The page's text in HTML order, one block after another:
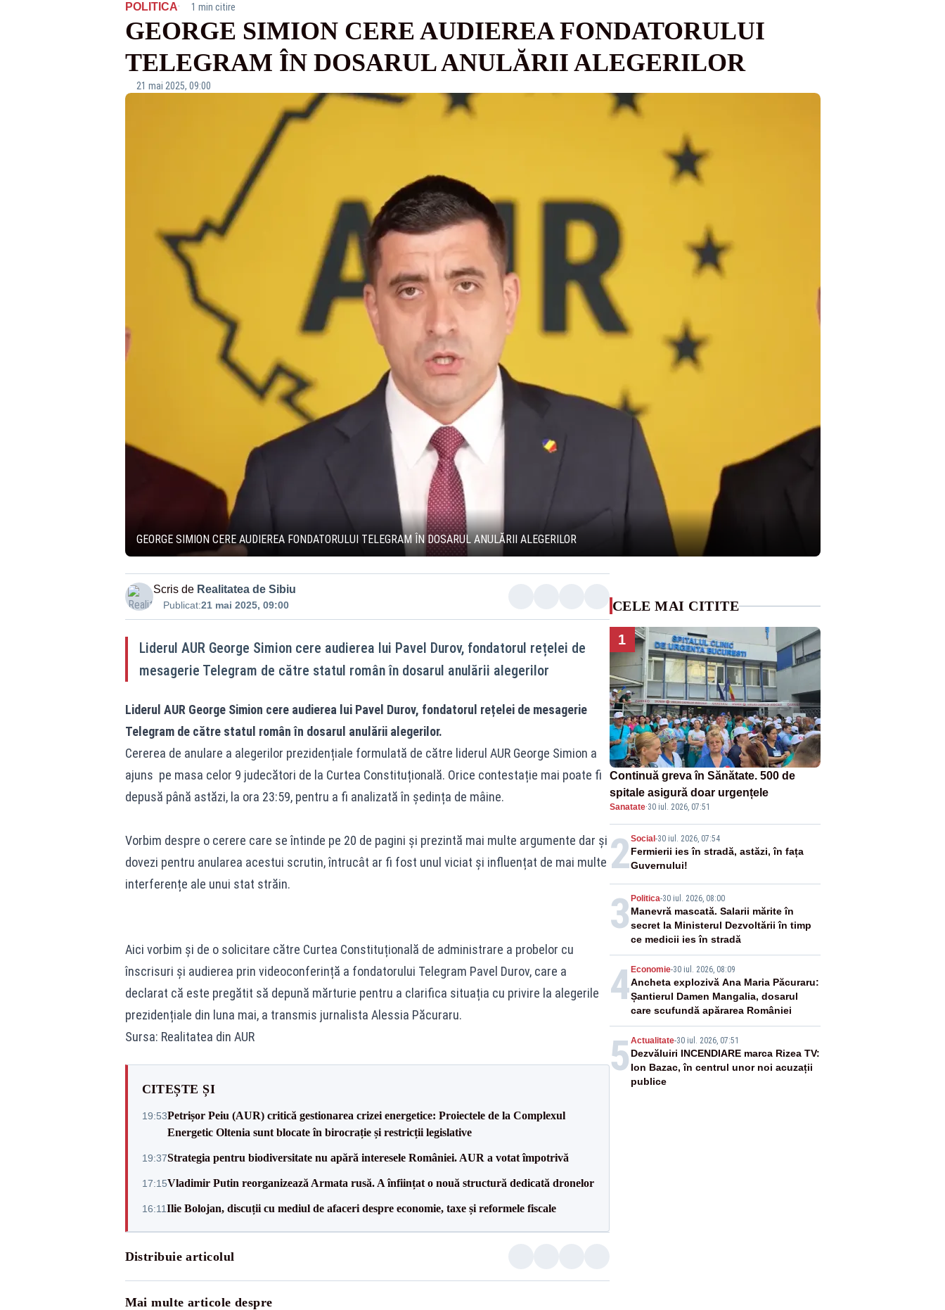
POLITICA· 1 min citire
GEORGE SIMION CERE AUDIEREA FONDATORULUI
TELEGRAM ÎN DOSARUL ANULĂRII ALEGERILOR
21 mai 2025, 09:00
GEORGE SIMION CERE AUDIEREA FONDATORULUI TELEGRAM ÎN DOSARUL ANULĂRII ALEGERILOR
Scris de Realitatea de Sibiu
Publicat:21 mai 2025, 09:00
Liderul AUR George Simion cere audierea lui Pavel Durov, fondatorul rețelei de
mesagerie Telegram de către statul român în dosarul anulării alegerilor
Liderul AUR George Simion cere audierea lui Pavel Durov, fondatorul rețelei de mesagerie
Telegram de către statul român în dosarul anulării alegerilor.
Cererea de anulare a alegerilor prezidențiale formulată de către liderul AUR George Simion a
ajuns pe masa celor 9 judecători de la Curtea Constituțională. Orice contestație mai poate fi
depusă până astăzi, la ora 23:59, pentru a fi analizată în ședința de mâine.
Vorbim despre o cerere care se întinde pe 20 de pagini și prezintă mai multe argumente dar și
dovezi pentru anularea acestui scrutin, întrucât ar fi fost unul viciat și influențat de mai multe
interferențe ale unui stat străin.
Aici vorbim și de o solicitare către Curtea Constituțională de administrare a probelor cu
înscrisuri și audierea prin videoconferință a fondatorului Telegram Pavel Durov, care a
declarat că este pregătit să depună mărturie pentru a clarifica situația cu privire la alegerile
prezidențiale din luna mai, a transmis jurnalista Alessia Păcuraru.
Sursa: Realitatea din AUR
CITEȘTE ȘI
19:53Petrișor Peiu (AUR) critică gestionarea crizei energetice: Proiectele de la Complexul
Energetic Oltenia sunt blocate în birocrație și restricții legislative
19:37Strategia pentru biodiversitate nu apără interesele României. AUR a votat împotrivă
17:15Vladimir Putin reorganizează Armata rusă. A înființat o nouă structură dedicată dronelor
16:11Ilie Bolojan, discuții cu mediul de afaceri despre economie, taxe și reformele fiscale
Distribuie articolul
Mai multe articole despre
CELE MAI CITITE
1
Continuă greva în Sănătate. 500 de
spitale asigură doar urgențele
Sanatate·30 iul. 2026, 07:51
2Social -30 iul. 2026, 07:54
Fermierii ies în stradă, astăzi, în fața
Guvernului!
3 Politica-30 iul. 2026, 08:00
Manevră mascată. Salarii mărite în
secret la Ministerul Dezvoltării în timp
ce medicii ies în stradă
4 Economie-30 iul. 2026, 08:09
Ancheta explozivă Ana Maria Păcuraru:
Șantierul Damen Mangalia, dosarul
care scufundă apărarea României
5 Actualitate-30 iul. 2026, 07:51
Dezvăluiri INCENDIARE marca Rizea TV:
Ion Bazac, în centrul unor noi acuzații
publice